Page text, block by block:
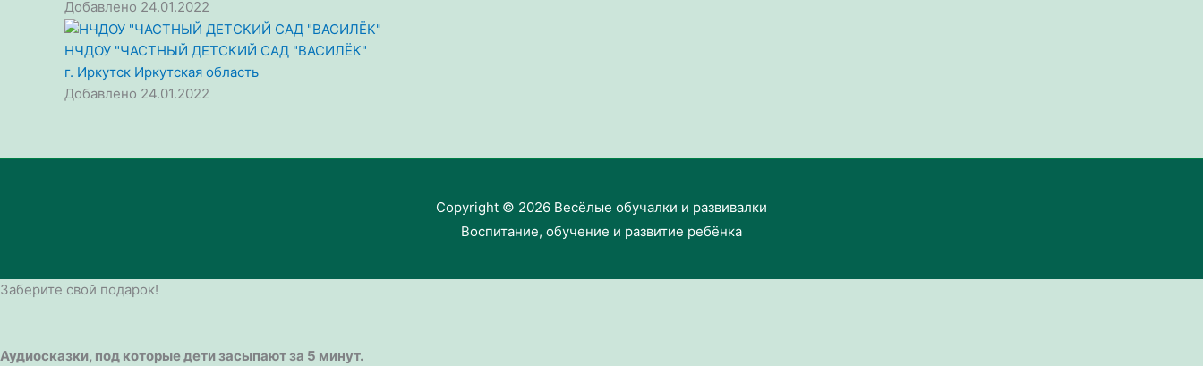
Добавлено 24.01.2022
НЧДОУ "ЧАСТНЫЙ ДЕТСКИЙ САД "ВАСИЛЁК"
г. Иркутск Иркутская область
Добавлено 24.01.2022
Copyright © 2026 Весёлые обучалки и развивалки
Воспитание, обучение и развитие ребёнка
Заберите свой подарок!
Аудиосказки, под которые дети засыпают за 5 минут.